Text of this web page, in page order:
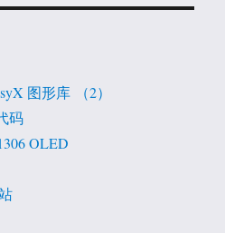
图形库 （2）
码
OLED